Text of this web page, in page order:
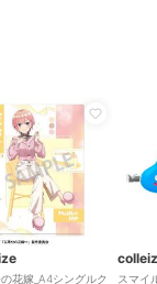
花嫁_A4シングルク
スマイ